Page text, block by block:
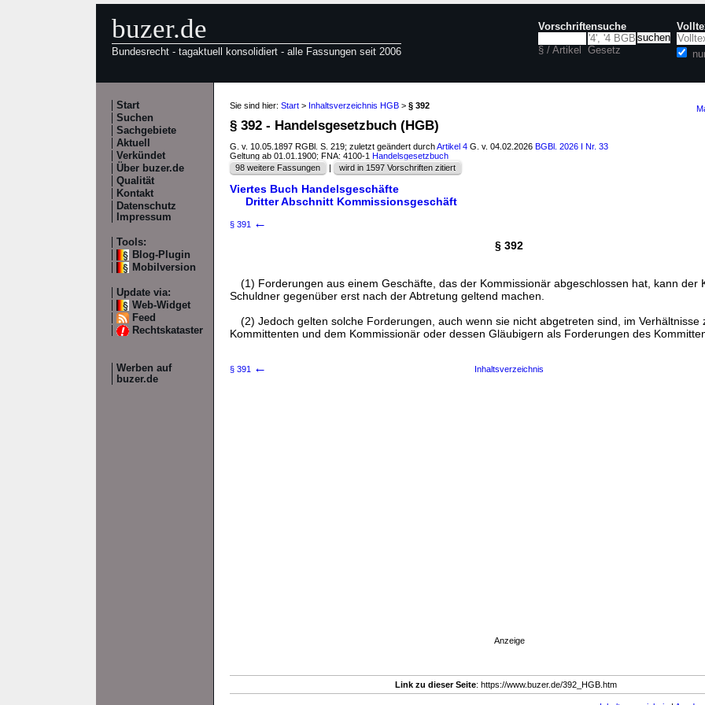
buzer.de
Bundesrecht - tagaktuell konsolidiert - alle Fassungen seit 2006
Vorschriftensuche
§ / Artikel Gesetz
Start
Suchen
Sachgebiete
Aktuell
Verkündet
Über buzer.de
Qualität
Kontakt
Datenschutz
Impressum
Tools:
Blog-Plugin
Mobilversion
Update via:
Web-Widget
Feed
Rechtskataster
Werben auf
buzer.de
Sie sind hier: Start > Inhaltsverzeichnis HGB > § 392
§ 392 - Handelsgesetzbuch (HGB)
G. v. 10.05.1897 RGBl. S. 219; zuletzt geändert durchArtikel 4 G. v. 04.02.2026 BGBl. 2026 I Nr. 33
Geltung ab 01.01.1900; FNA: 4100-1 Handelsgesetzbuch
98 weitere Fassungen
| wird in 1597 Vorschriften zitiert
Viertes Buch Handelsgeschäfte
Dritter Abschnitt Kommissionsgeschäft
§ 391 ←
§ 392
(1) Forderungen aus einem Geschäfte, das der Kommissionär abgeschlossen hat, kann der
Schuldner gegenüber erst nach der Abtretung geltend machen.
(2) Jedoch gelten solche Forderungen, auch wenn sie nicht abgetreten sind, im Verhältnisse
Kommittenten und dem Kommissionär oder dessen Gläubigern als Forderungen des
§ 391 ← Inhaltsverzeichnis
Anzeige
Link zu dieser Seite: https://www.buzer.de/392_HGB.htm